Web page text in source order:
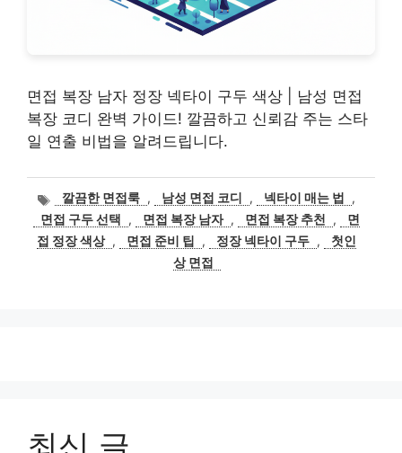
면접 복장 남자 정장 넥타이 구두 색상 | 남성 면접
복장 코디 완벽 가이드! 깔끔하고 신뢰감 주는 스타
일 연출 비법을 알려드립니다.
태
그
깔끔한 면접룩 , 남성 면접 코디 , 넥타이 매는 법
,
면접 구두 선택
, 면접 복장 남자 , 면접 복장 추천 ,
면
접 정장 색상 , 면접 준비 팁 , 정장 넥타이 구두 ,
첫인
상 면접
최신 글